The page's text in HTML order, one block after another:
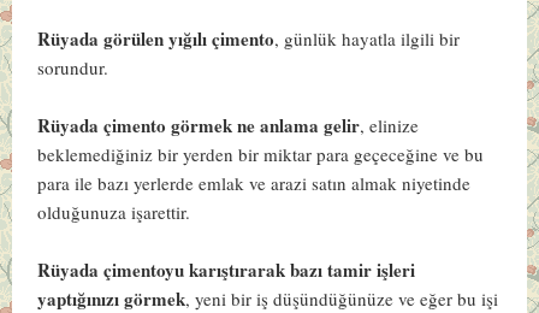
Rüyada görülen yığılı çimento, günlük hayatla ilgili bir
sorundur.
Rüyada çimento görmek ne anlama gelir, elinize
beklemediğiniz bir yerden bir miktar para geçeceğine ve bu
para ile bazı yerlerde emlak ve arazi satın almak niyetinde
olduğunuza işarettir.
Rüyada çimentoyu karıştırarak bazı tamir işleri
yaptığınızı görmek, yeni bir iş düşündüğünüze ve eğer bu işi